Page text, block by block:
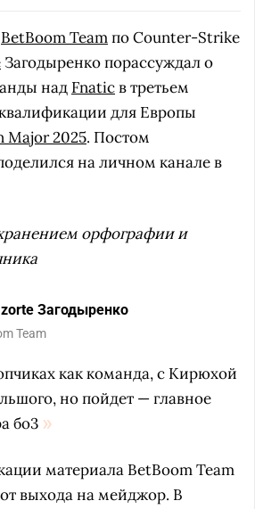
BetBoom Teamпо Counter-Strike
Загодыренко порассуждал о
над Fnaticв третьем
для Европы
Major 2025. Постом
на личном канале в
орфографии и
Загодыренко
Team
как команда, с Кирюхой
но пойдет — главное
бо3
материала BetBoom Team
выхода на мейджор. В